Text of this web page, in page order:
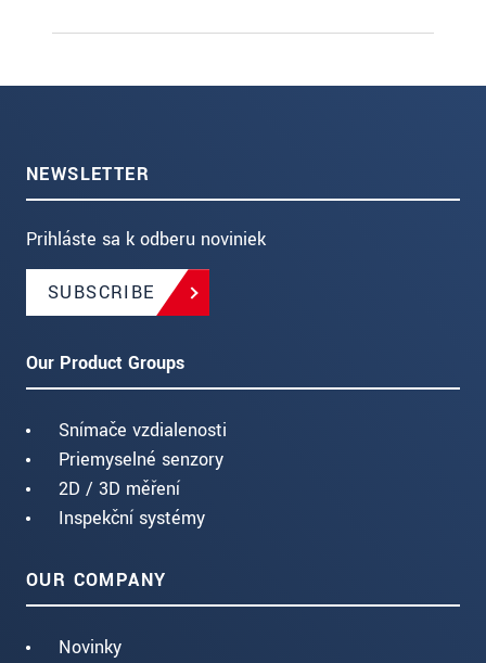
NEWSLETTER
Prihláste sa k odberu noviniek
SUBSCRIBE
Our Product Groups
Snímače vzdialenosti
Priemyselné senzory
2D / 3D měření
Inspekční systémy
OUR COMPANY
Novinky